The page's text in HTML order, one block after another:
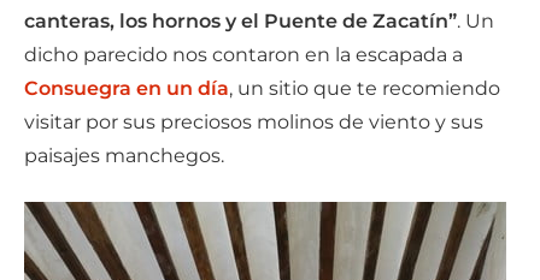
canteras, los hornos y el Puente de Zacatín”. Un
dicho parecido nos contaron en la escapada a
Consuegra en un día, un sitio que te recomiendo
visitar por sus preciosos molinos de viento y sus
paisajes manchegos.